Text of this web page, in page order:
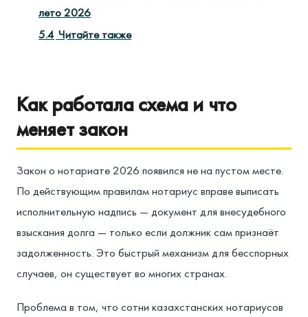
лето 2026
5.4 Читайте также
Как работала схема и что
меняет закон
Закон о нотариате 2026 появился не на пустом месте.
По действующим правилам нотариус вправе выписать
исполнительную надпись — документ для внесудебного
взыскания долга — только если должник сам признаёт
задолженность. Это быстрый механизм для бесспорных
случаев, он существует во многих странах.
Проблема в том, что сотни казахстанских нотариусов